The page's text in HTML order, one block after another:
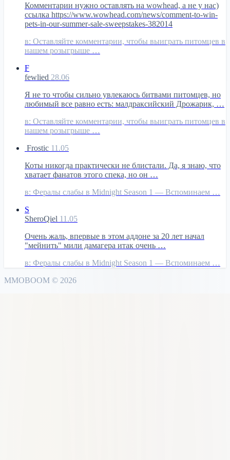
Комментарии нужно оставлять на wowhead, а не у нас)
ссылка https://www.wowhead.com/news/comment-to-win-
pets-in-our-summer-sale-sweepstakes-382014
в: Оставляйте комментарии, чтобы выиграть питомцев в
нашем розыгрыше …
F
fewlied 28.06
Я не то чтобы сильно увлекаюсь битвами питомцев, но
любимый все равно есть: малдраксийский Дрожарик, …
в: Оставляйте комментарии, чтобы выиграть питомцев в
нашем розыгрыше …
Frostic 11.05
Коты никогда практически не блистали. Да, я знаю, что
хватает фанатов этого спека, но он …
в: Фералы слабы в Midnight Season 1 — Вспоминаем …
S
SheroQiel 11.05
Очень жаль, впервые в этом аддоне за 20 лет начал
"мейнить" мили дамагера итак очень …
в: Фералы слабы в Midnight Season 1 — Вспоминаем …
MMOBOOM © 2026